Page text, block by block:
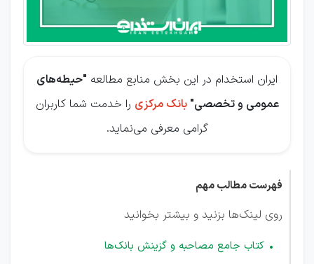
ایران استخدام در این بخش منابع مطالعه "حیطه‌های
عمومی و تخصصی"بانک مرکزی را خدمت شما کاربران
گرامی معرفی می‌نماید.
فهرست مطالب مهم
روی لینک‌ها بزنید و بیشتر بخوانید
کتاب جامع مصاحبه و گزینش بانک‌ها